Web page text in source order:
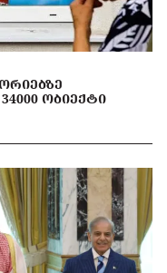
ᲝᲑᲘᲔᲥᲢᲘ